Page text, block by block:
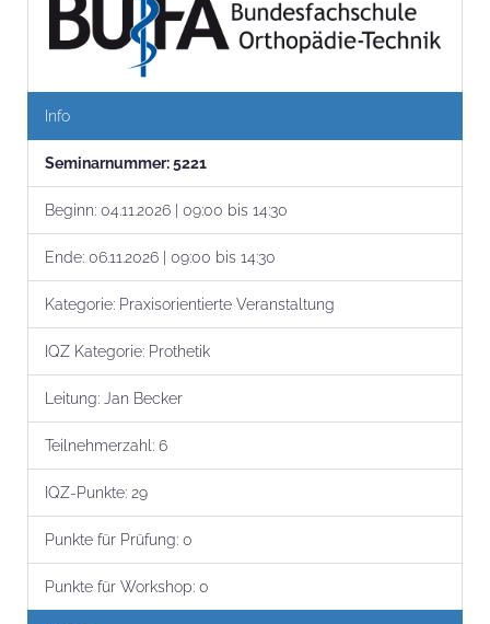
Info
Seminar­nummer:5221
Beginn: 04.11.2026 | 09:00 bis 14:30
Ende: 06.11.2026 | 09:00 bis 14:30
Kategorie: Praxisorientierte Veranstaltung
IQZ Kategorie: Prothetik
Leitung: Jan Becker
Teilnehmer­zahl: 6
IQZ-Punkte: 29
Punkte für Prüfung: 0
Punkte für Workshop: 0